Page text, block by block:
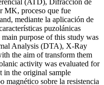
(ATD), Difracción de
MK, proceso que fue
mediante la aplicación de
puzolánicas
purpose of this study was
Analysis (DTA), X-Ray
the aim of transform them
activity was evaluated for
in the original sample
magnético sobre la resistencia